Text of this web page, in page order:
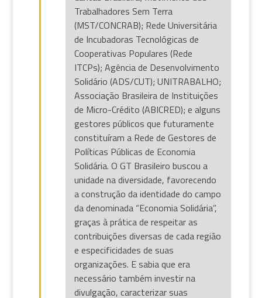
Trabalhadores Sem Terra
(MST/CONCRAB); Rede Universitária
de Incubadoras Tecnológicas de
Cooperativas Populares (Rede
ITCPs); Agência de Desenvolvimento
Solidário (ADS/CUT); UNITRABALHO;
Associação Brasileira de Instituições
de Micro-Crédito (ABICRED); e alguns
gestores públicos que futuramente
constituíram a Rede de Gestores de
Políticas Públicas de Economia
Solidária. O GT Brasileiro buscou a
unidade na diversidade, favorecendo
a construção da identidade do campo
da denominada “Economia Solidária”,
graças à prática de respeitar as
contribuições diversas de cada região
e especificidades de suas
organizações. E sabia que era
necessário também investir na
divulgação, caracterizar suas